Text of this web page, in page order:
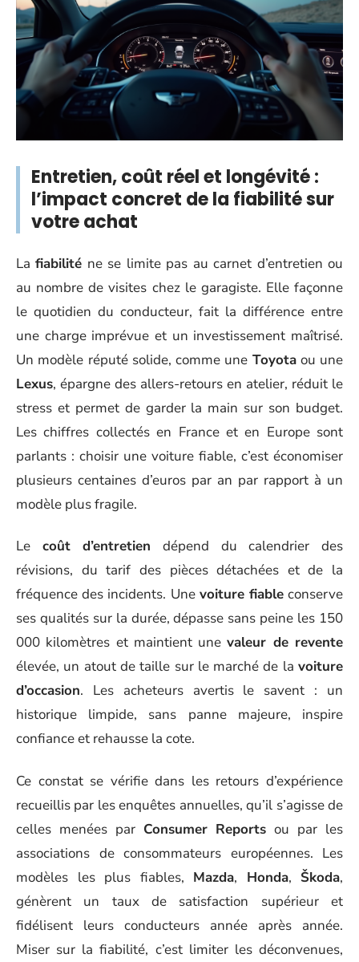
Entretien, coût réel et longévité :
l’impact concret de la fiabilité sur
votre achat
Lafiabilité ne se limite pas au carnet d’entretien ou
au nombre de visites chez le garagiste. Elle façonne
le quotidien du conducteur, fait la différence entre
une charge imprévue et un investissement maîtrisé.
Un modèle réputé solide, comme une Toyotaou une
Lexus, épargne des allers-retours en atelier, réduit le
stress et permet de garder la main sur son budget.
Les chiffres collectés en France et en Europe sont
parlants : choisir une voiture fiable, c’est économiser
plusieurs centaines d’euros par an par rapport à un
modèle plus fragile.
Le coût d’entretien dépend du calendrier des
révisions, du tarif des pièces détachées et de la
fréquence des incidents. Une voiture fiableconserve
ses qualités sur la durée, dépasse sans peine les 150
000 kilomètres et maintient unevaleur de revente
élevée, un atout de taille sur le marché de la voiture
d’occasion. Les acheteurs avertis le savent : un
historique limpide, sans panne majeure, inspire
confiance et rehausse la cote.
Ce constat se vérifie dans les retours d’expérience
recueillis par les enquêtes annuelles, qu’il s’agisse de
celles menées par Consumer Reports ou par les
associations de consommateurs européennes. Les
modèles les plus fiables, Mazda, Honda, Škoda,
génèrent un taux de satisfaction supérieur et
fidélisent leurs conducteurs année après année.
Miser sur la fiabilité, c’est limiter les déconvenues,